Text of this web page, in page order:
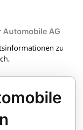
Automobile AG
zu